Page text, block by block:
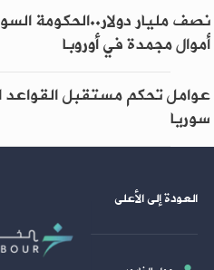
نصف مليار دولار..الحكومة
أموال مجمدة في أوروبا
عوامل تحكم مستقبل القواعد
سوريا
العودة إلى الأعلى